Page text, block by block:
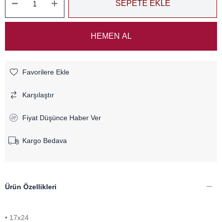
Favorilere Ekle
Karşılaştır
Fiyat Düşünce Haber Ver
Kargo Bedava
Ürün Özellikleri
• 17x24